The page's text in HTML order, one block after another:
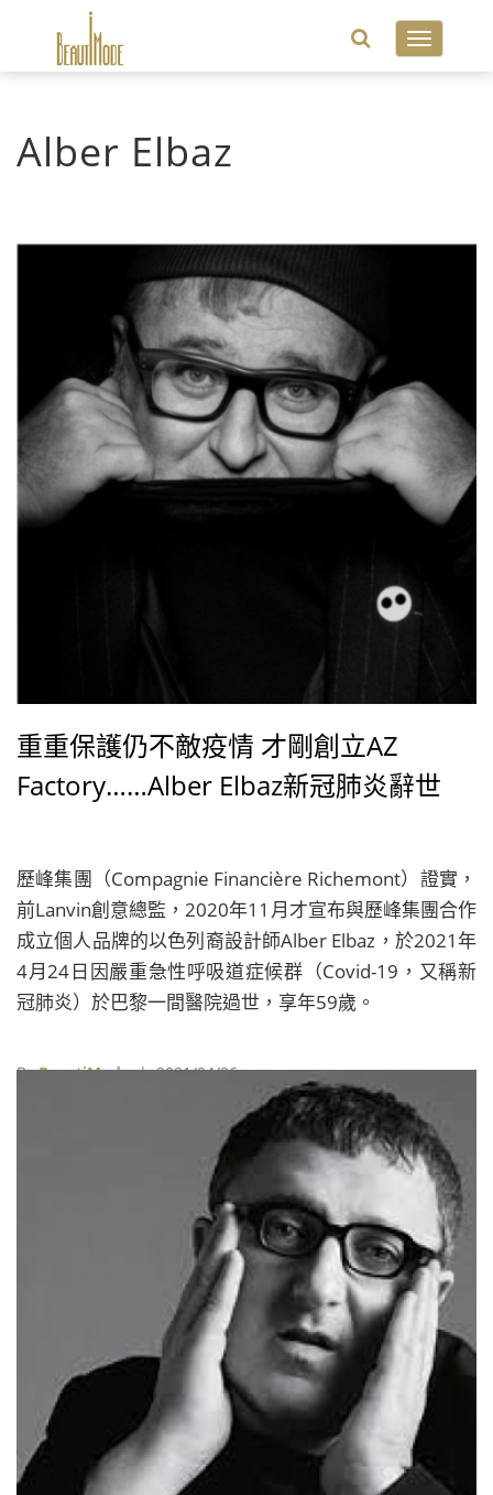
Toggle
Alber Elbaz
重重保護仍不敵疫情 才剛創立AZ
Factory……Alber Elbaz新冠肺炎辭世
歷峰集團（Compagnie Financière Richemont）證實，
前Lanvin創意總監，2020年11月才宣布與歷峰集團合作
成立個人品牌的以色列裔設計師Alber Elbaz，於2021年
4月24日因嚴重急性呼吸道症候群（Covid-19，又稱新
冠肺炎）於巴黎一間醫院過世，享年59歲。
ByBeautiMode| 2021/04/26